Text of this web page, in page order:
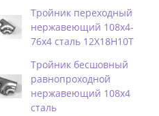
Тройник переходный
нержавеющий 108х4-
76х4 сталь 12Х18Н10Т
Тройник бесшовный
равнопроходной
нержавеющий 108х4
сталь